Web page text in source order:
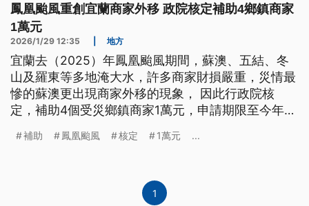
鳳凰颱風重創宜蘭商家外移 政院核定補助4鄉鎮商家
1萬元
2026/1/29 12:35 地方
宜蘭去（2025）年鳳凰颱風期間，蘇澳、五結、冬
山及羅東等多地淹大水，許多商家財損嚴重，災情最
慘的蘇澳更出現商家外移的現象， 因此行政院核
定，補助4個受災鄉鎮商家1萬元，申請期限至今年4
補助 鳳凰颱風 核定 1萬元 ...
1